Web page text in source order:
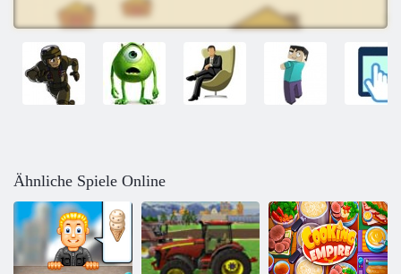
Ähnliche Spiele Online